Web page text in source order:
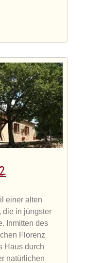
einer alten
die in jüngster
Inmitten des
Florenz
Haus durch
natürlichen